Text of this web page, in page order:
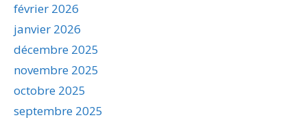
février 2026
janvier 2026
décembre 2025
novembre 2025
octobre 2025
septembre 2025